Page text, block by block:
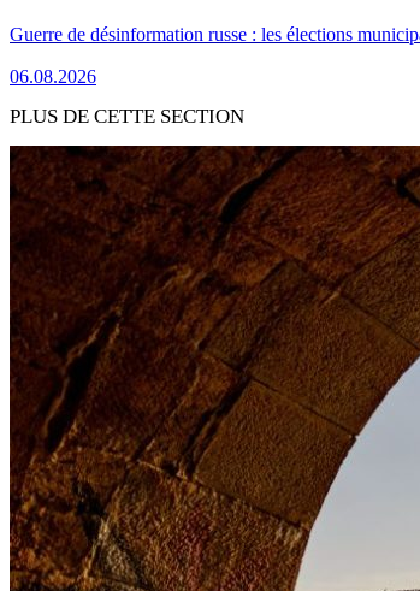
Guerre de désinformation russe : les élections
06.08.2026
PLUS DE CETTE SECTION